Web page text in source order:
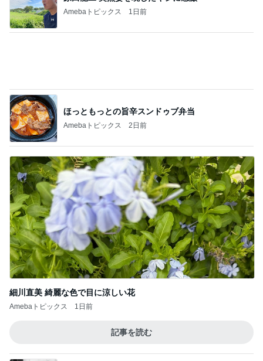
母の仕事だと言われ責められた日
NISAの含み益で欲しいエルメス
20時間前
財布のひもが緩んだ7月の家計簿
Amebaトピックス 1日前
夫の親の介護を絶対にやらない訳
Amebaトピックス 1日前